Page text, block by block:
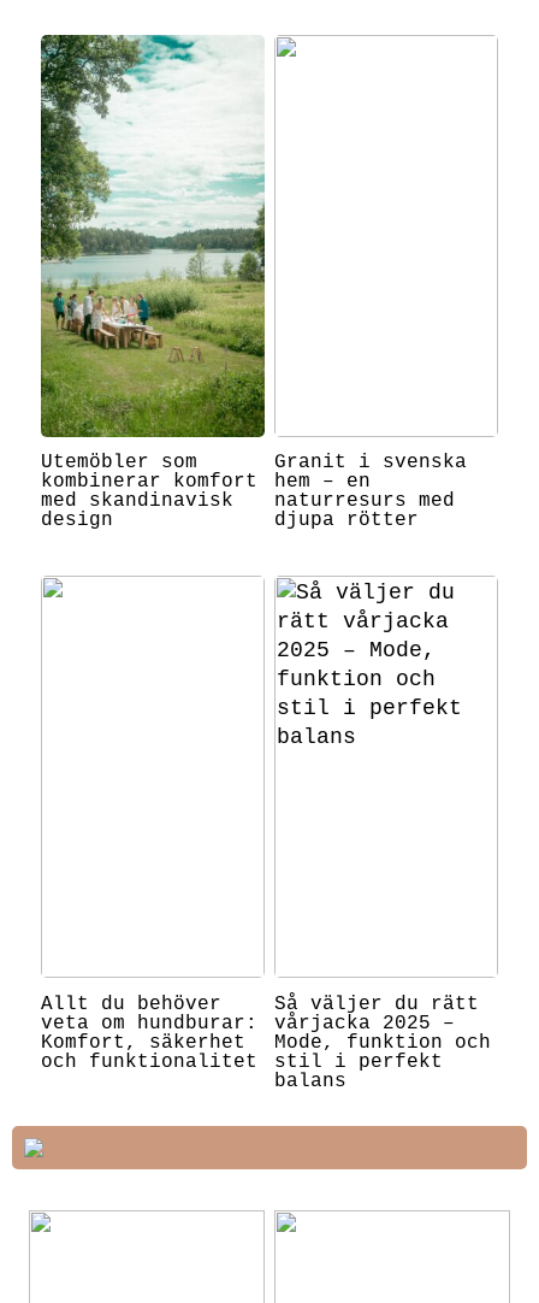
Utemöbler som
kombinerar komfort
med skandinavisk
design
Granit i svenska
hem – en
naturresurs med
djupa rötter
Allt du behöver
veta om hundburar:
Komfort, säkerhet
och funktionalitet
Så väljer du rätt
vårjacka 2025 –
Mode, funktion och
stil i perfekt
balans